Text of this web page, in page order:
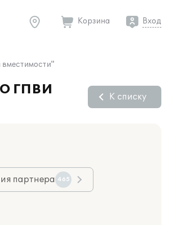
Корзина Вход
ГПВИ
К списку
партнера 465